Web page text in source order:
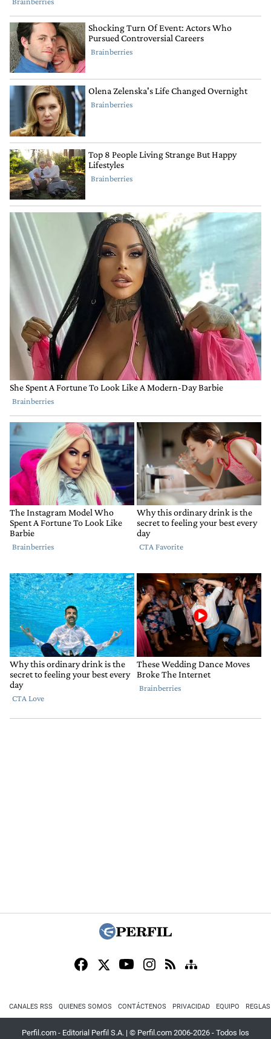
CANALES RSS QUIENES SOMOS CONTÁCTENOS PRIVACIDAD EQUIPO
Perfil.com - Editorial Perfil S.A. | © Perfil.com 2006-2026 - Todos los